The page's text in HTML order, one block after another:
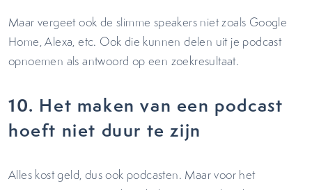
Maar vergeet ook de slimme speakers niet zoals Google
Home, Alexa, etc. Ook die kunnen delen uit je podcast
opnoemen als antwoord op een zoekresultaat.
10. Het maken van een podcast
hoeft niet duur te zijn
Alles kost geld, dus ook podcasten. Maar voor het